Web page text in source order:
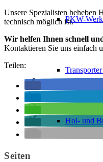
PKW-
Hol- und
Unsere Spezialisten beheben
technisch möglich ist.
Wir helfen Ihnen schnell
Kontaktieren Sie uns einfach
Teilen:
Seiten